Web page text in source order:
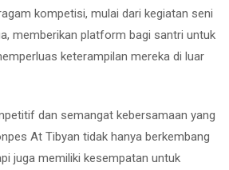
kompetisi, mulai dari kegiatan seni
memberikan platform bagi santri untuk
keterampilan mereka di luar
dan semangat kebersamaan yang
At Tibyan tidak hanya berkembang
juga memiliki kesempatan untuk